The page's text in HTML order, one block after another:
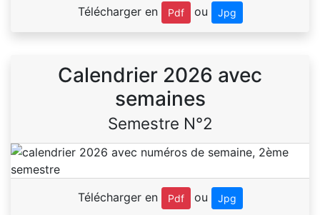
Télécharger en Pdf ou Jpg
Calendrier 2026 avec
semaines
Semestre N°2
Télécharger en Pdf ou Jpg